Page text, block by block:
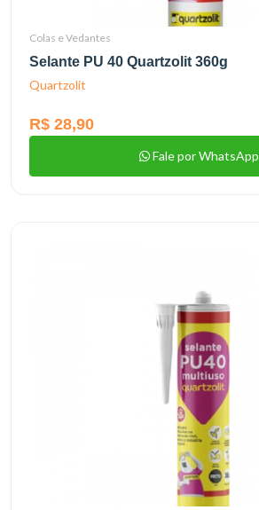
Colas e Vedantes
Selante PU 40 Quartzolit 360g
Quartzolit
R$ 28,90
Fale por WhatsApp